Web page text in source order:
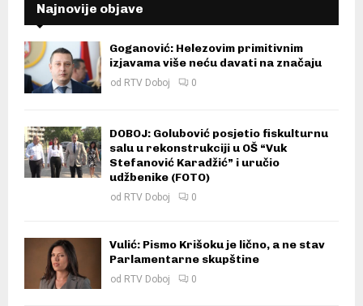
Najnovije objave
Goganović: Helezovim primitivnim
izjavama više neću davati na značaju
od RTV Doboj 0
DOBOJ: Golubović posjetio fiskulturnu
salu u rekonstrukciji u OŠ “Vuk
Stefanović Karadžić” i uručio
udžbenike (FOTO)
od RTV Doboj 0
Vulić: Pismo Krišoku je lično, a ne stav
Parlamentarne skupštine
od RTV Doboj 0